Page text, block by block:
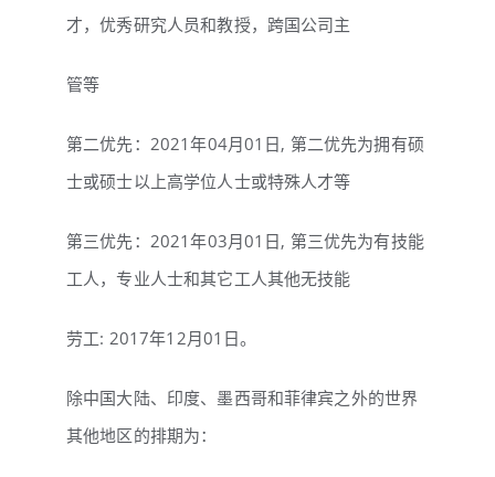
才，优秀研究人员和教授，跨国公司主
管等
第二优先：2021年04月01日, 第二优先为拥有硕
士或硕士以上高学位人士或特殊人才等
第三优先：2021年03月01日, 第三优先为有技能
工人，专业人士和其它工人其他无技能
劳工: 2017年12月01日。
除中国大陆、印度、墨西哥和菲律宾之外的世界
其他地区的排期为：